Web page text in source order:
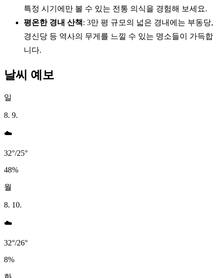
특정 시기에만 볼 수 있는 전통 의식을 경험해 보세요.
평온한 경내 산책: 3만 평 규모의 넓은 경내에는 부동당,
경신당 등 역사의 무게를 느낄 수 있는 명소들이 가득합
니다.
날씨 예보
일
8. 9.
☁️
32°/25°
48%
월
8. 10.
☁️
32°/26°
8%